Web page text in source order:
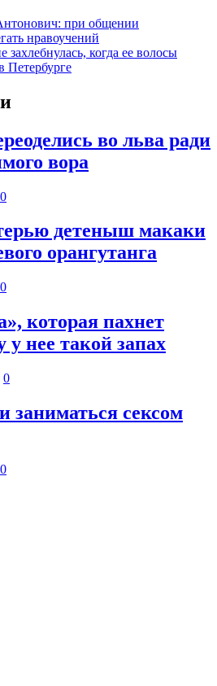
при общении
нравоучений
когда ее волосы
Петербурге
во льва ради
вора
0
детеныш макаки
орангутанга
0
которая пахнет
у нее такой запах
0
заниматься сексом
0